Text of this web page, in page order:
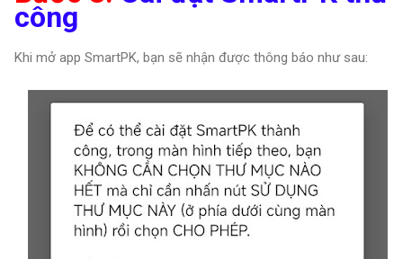
công
Khi mở app SmartPK, bạn sẽ nhận được thông báo như sau: